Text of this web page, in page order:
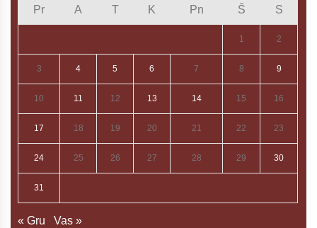
Pr A T K Pn Š S
1 2
3 4 5 6 7 8 9
10 11 12 13 14 15 16
17 18 19 20 21 22 23
24 25 26 27 28 29 30
31
« Gru Vas »